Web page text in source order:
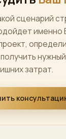
сценарий
именно
затрат.